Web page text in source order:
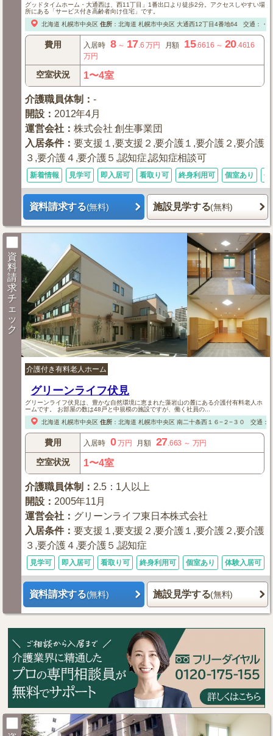
グッドタイムホーム・大通西は、西11丁目」1番出口より徒歩2分。アクセスしやすい場
所にある「サービス付き高齢者向け住宅」です。
北海道 札幌市中央区 住所： 北海道 札幌市中央区大通西12丁目4番地64 交通：・
費用 入居時 8～ 17 .6 万円 月額 15.6616 ～ 20 .4616
万円
空室状況 1〜4室
介護職員体制 ：-
開設 ： 2012年4月
運営会社 ：株式会社 創生事業団
入居条件：要支援１,要支援２,要介護１,要介護２,要介護
３,要介護４,要介護５,認知症,認知症相談可
新着情報 見学可 即入居可 看取り可 終身利用可 個室あり 体
資料請求する(無料) 施設見学する(無料)
資
料
請
求
チ
ェ
ッ
ク
介護付き有料老人ホーム
グリーンライフ伏見
グリーンライフ伏見は、豊かな自然環境に恵まれた藻岩山の麓にある介護付有料老人ホ
ームです。 お部屋の数は48戸と中規模の施設ですが、働く社員の...
北海道 札幌市中央区 住所： 北海道 札幌市中央区南二十条西１６−２−３０ 交通：
費用 入居時 0万円 月額 27.663 ～ 万円
空室状況 1〜4室
介護職員体制 ： 2.5：1人以上
開設 ： 2005年11月
運営会社 ： グリーンライフ東日本株式会社
入居条件：要支援１,要支援２,要介護１,要介護２,要介護
３,要介護４,要介護５,認知症
見学可 即入居可 看取り可 終身利用可 個室あり 体験入居可
資料請求する(無料) 施設見学する(無料)